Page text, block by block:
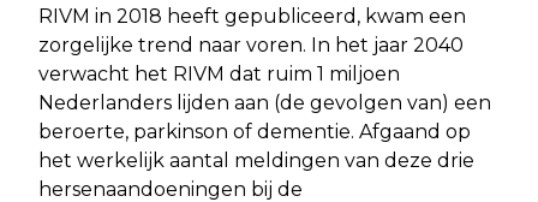
RIVM in 2018 heeft gepubliceerd, kwam een
zorgelijke trend naar voren. In het jaar 2040
verwacht het RIVM dat ruim 1 miljoen
Nederlanders lijden aan (de gevolgen van) een
beroerte, parkinson of dementie. Afgaand op
het werkelijk aantal meldingen van deze drie
hersenaandoeningen bij de